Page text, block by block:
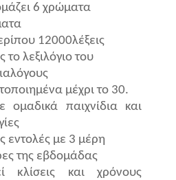
6 χρώματα
12000λέξεις
λεξιλόγιο του
μέχρι το 30.
ομαδικά παιχνίδια και
εντολές με 3 μέρη
της εβδομάδας
κλίσεις και χρόνους